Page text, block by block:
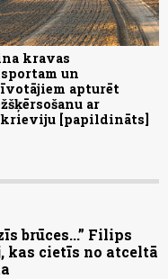
kravas
un
apturēt
ar
[papildināts]
brūces...” Filips
kas cietīs no atceltā